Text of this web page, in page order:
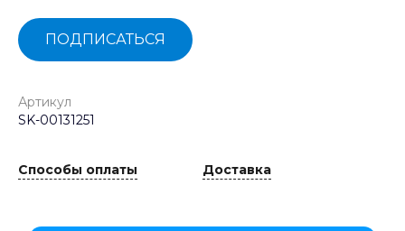
ПОДПИСАТЬСЯ
Артикул
SK-00131251
Способы оплаты Доставка